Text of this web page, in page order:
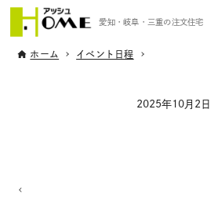
愛知・岐阜・三重の注文住宅
ホーム イベント日程
2025年10月2日